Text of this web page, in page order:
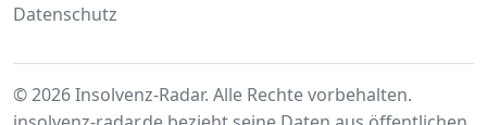
Datenschutz
© 2026 Insolvenz-Radar. Alle Rechte vorbehalten.